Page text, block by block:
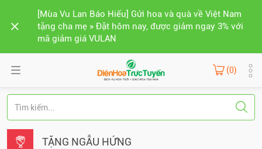
[Mùa Vu Lan Báo Hiếu] Gửi hoa và quà về Việt Nam
tặng cha mẹ » Đặt hôm nay, được giảm ngay 3% với
mã giảm giá VULAN
(0)
TẶNG NGẪU HỨNG